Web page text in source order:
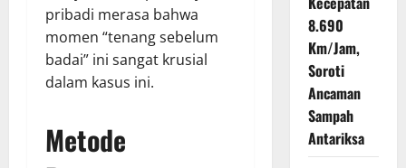
pribadi merasa bahwa
momen “tenang sebelum
badai” ini sangat krusial
dalam kasus ini.
Metode
8.690
Km/Jam,
Soroti
Ancaman
Sampah
Antariksa